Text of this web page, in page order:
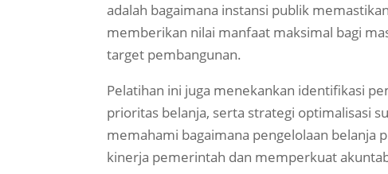
adalah bagaimana instansi publik
memberikan nilai manfaat maksimal bagi
target pembangunan.
Pelatihan ini juga menekankan identifikasi
prioritas belanja, serta strategi optimalisasi
memahami bagaimana pengelolaan belanja
kinerja pemerintah dan memperkuat